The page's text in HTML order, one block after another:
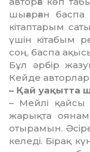
шығарған
кітап­тарым
үшін кітабым
соң, баспа
Бұл әрбір
Кейде авторлар
– Қай уақытта
– Мейлі қайсы
жарықта
отырамын.
келеді. Бірақ